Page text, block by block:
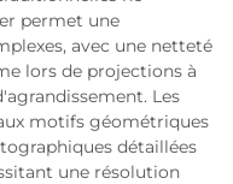
permet une
avec une netteté
lors de projections à
Les
motifs géométriques
détaillées
une résolution